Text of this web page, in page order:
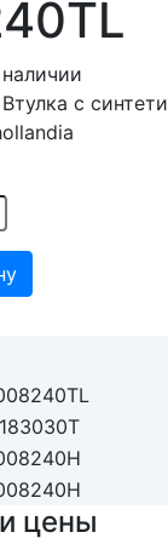
Втулка с
цены